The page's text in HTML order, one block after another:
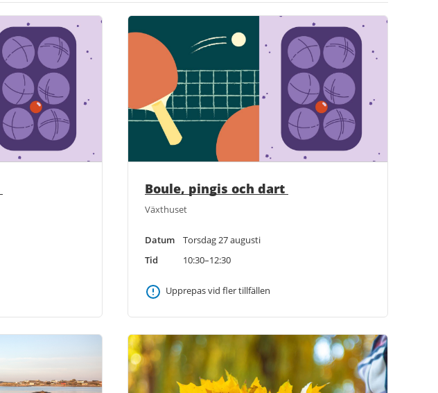
Boule, pingis och dart
Växthuset
Datum
Torsdag 27 augusti
Tid
10:30–12:30
Upprepas vid fler tillfällen